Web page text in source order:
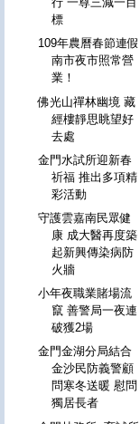
標
109年農曆春節連假
南市夜市照常營
業！
佛光山禪林幽境 藏
經樓靜思眺望好
去處
金門水試所迎新春
祈福 推出多項精
彩活動
守護雲嘉南民眾健
康 成大醫再度築
起新興傳染病防
火牆
小年夜職業賭場流
竄 善警局一夜連
破獲2場
金門金湖分局結合
金沙民防義警顧
問寒冬送暖 慰問
獨居長者